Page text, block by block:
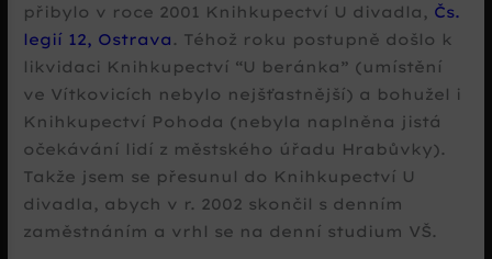
přibylo v roce 2001 Knihkupectví U divadla, Čs.
legií 12, Ostrava . Téhož roku postupně došlo k
likvidaci Knihkupectví “U beránka” (umístění
ve Vítkovicích nebylo nejšťastnější) a bohužel i
Knihkupectví Pohoda (nebyla naplněna jistá
očekávání lidí z městského úřadu Hrabůvky).
Takže jsem se přesunul do Knihkupectví U
divadla, abych v r. 2002 skončil s denním
zaměstnáním a vrhl se na denní studium VŠ.